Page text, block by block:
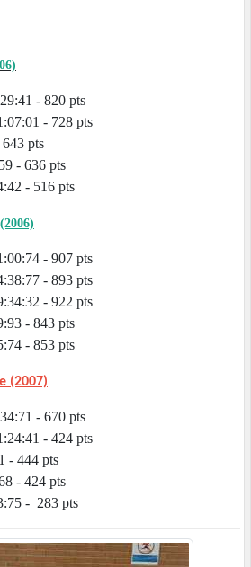
- 820 pts
- 728 pts
pts
- 636 pts
- 516 pts
- 907 pts
- 893 pts
- 922 pts
- 843 pts
- 853 pts
(2007)
- 670 pts
- 424 pts
- 444 pts
- 424 pts
- 283 pts